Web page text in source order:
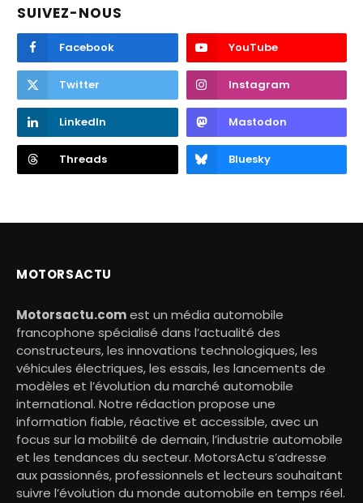
SUIVEZ-NOUS
Facebook YouTube
Twitter Instagram
LinkedIn Mastodon
Threads Bluesky
MOTORSACTU
Motorsactu.comest un média automobile
francophone spécialisé dans l’actualité des
constructeurs, les innovations technologiques, les
véhicules électriques, les essais, les lancements de
modèles et l’évolution du marché automobile
international. Notre rédaction propose une
information fiable, réactive et accessible, avec un
focus sur la mobilité de demain, l’industrie automobile
et les tendances du secteur. MotorsActu s’adresse
aux passionnés, professionnels et lecteurs souhaitant
suivre l’évolution du monde automobile en temps réel.